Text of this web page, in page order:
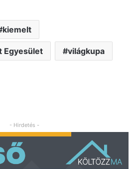
kiemelt
Egyesület világkupa
- Hirdetés -